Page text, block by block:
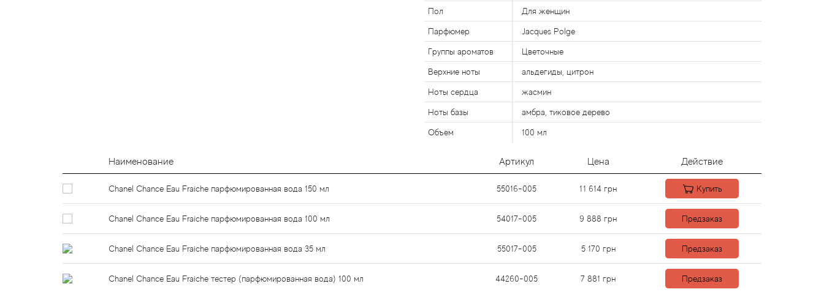
Пол Для женщин
Парфюмер Jacques Polge
Группы ароматов Цветочные
Верхние ноты альдегиды, цитрон
Ноты сердца жасмин
Ноты базы амбра, тиковое дерево
Объем 100 мл
Наименование Артикул Цена Действие
Chanel Chance Eau Fraiche парфюмированная вода 150 мл 55016-005 11 614 грн Купить
Chanel Chance Eau Fraiche парфюмированная вода 100 мл 54017-005 9 888 грн Предзаказ
Chanel Chance Eau Fraiche парфюмированная вода 35 мл 55017-005 5 170 грн Предзаказ
Chanel Chance Eau Fraiche тестер (парфюмированная вода) 100 мл 44260-005 7 881 грн Предзаказ